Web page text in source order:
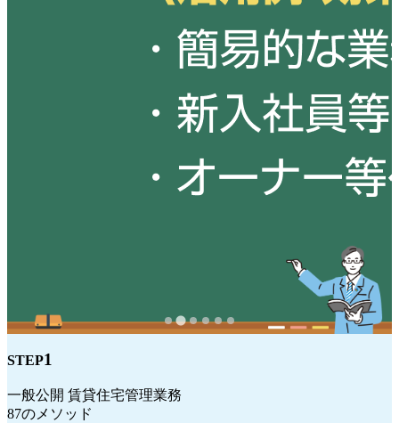
STEP1
一般公開 賃貸住宅管理業務
87のメソッド